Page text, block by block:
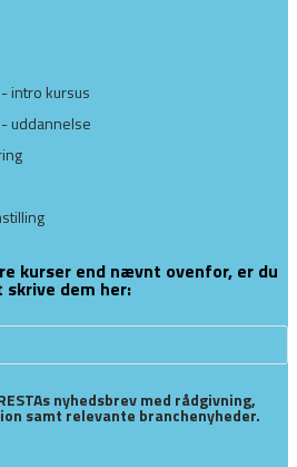
intro kursus
uddannelse
kurser end nævnt ovenfor, er du
dem her:
nyhedsbrev med rådgivning,
samt relevante branchenyheder.